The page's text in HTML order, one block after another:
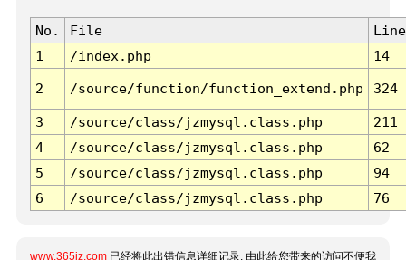
No. File
Line
1
/index.php 14
2 /source/function/function_extend.php 324
3 /source/class/jzmysql.class.php
211
4
/source/class/jzmysql.class.php
62
5
/source/class/jzmysql.class.php
94
6
/source/class/jzmysql.class.php 76
www.365jz.com 已经将此出错信息详细记录, 由此给您带来的访问不便我